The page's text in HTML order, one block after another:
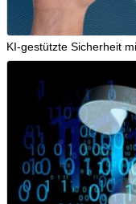
KI-gestützte Sicherheit